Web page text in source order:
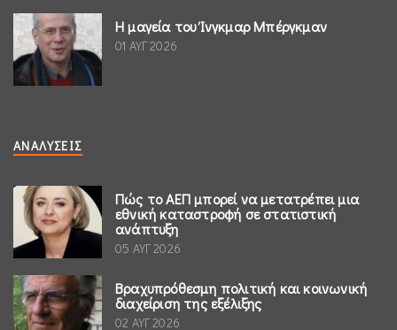
Η μαγεία του Ίνγκμαρ Μπέργκμαν
01 ΑΥΓ 2026
ΑΝΑΛΎΣΕΙΣ
Πώς το ΑΕΠ μπορεί να μετατρέπει μια
εθνική καταστροφή σε στατιστική
ανάπτυξη
05 ΑΥΓ 2026
Βραχυπρόθεσμη πολιτική και κοινωνική
διαχείριση της εξέλιξης
02 ΑΥΓ 2026